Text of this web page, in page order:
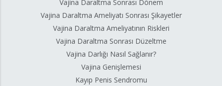
Vajina Daraltma Sonrası Dönem
Vajina Daraltma Ameliyatı Sonrası Şikayetler
Vajina Daraltma Ameliyatının Riskleri
Vajina Daraltma Sonrası Düzeltme
Vajina Darlığı Nasıl Sağlanır?
Vajina Genişlemesi
Kayıp Penis Sendromu